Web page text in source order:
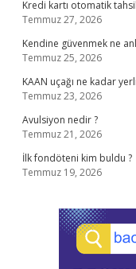
Kredi kartı otomatik
Temmuz 27, 2026
Kendine güvenmek ne
Temmuz 25, 2026
KAAN uçağı ne kadar
Temmuz 23, 2026
Avulsiyon nedir ?
Temmuz 21, 2026
İlk fondöteni kim buldu ?
Temmuz 19, 2026